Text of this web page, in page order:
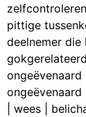
pittige
deelnemer die
ongeëvenaard
| wees |